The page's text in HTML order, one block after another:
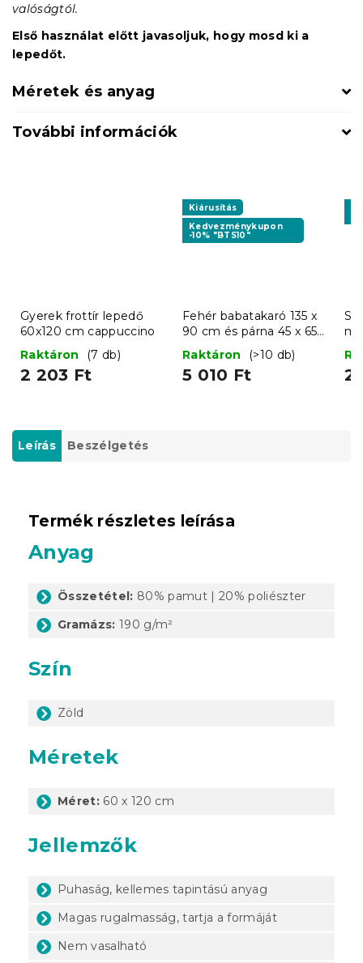
valóságtól.
Első használat előtt javasoljuk, hogy mosd ki a
lepedőt.
Méretek és anyag
További információk
Gyerek frottír lepedő
60x120 cm cappuccino
Raktáron
(7 db)
2 203 Ft
Kiárusítás
Kedvezménykupon
-10% "BTS10"
Fehér babatakaró 135 x
90 cm és párna 45 x 65
cm
Raktáron (>10 db)
5 010 Ft 2
Leírás Beszélgetés
Termék részletes leírása
Anyag
Összetétel: 80% pamut | 20% poliészter
Gramázs: 190 g/m²
Szín
Zöld
Méretek
Méret: 60 x 120 cm
Jellemzők
Puhaság, kellemes tapintású anyag
Magas rugalmasság, tartja a formáját
Nem vasalható